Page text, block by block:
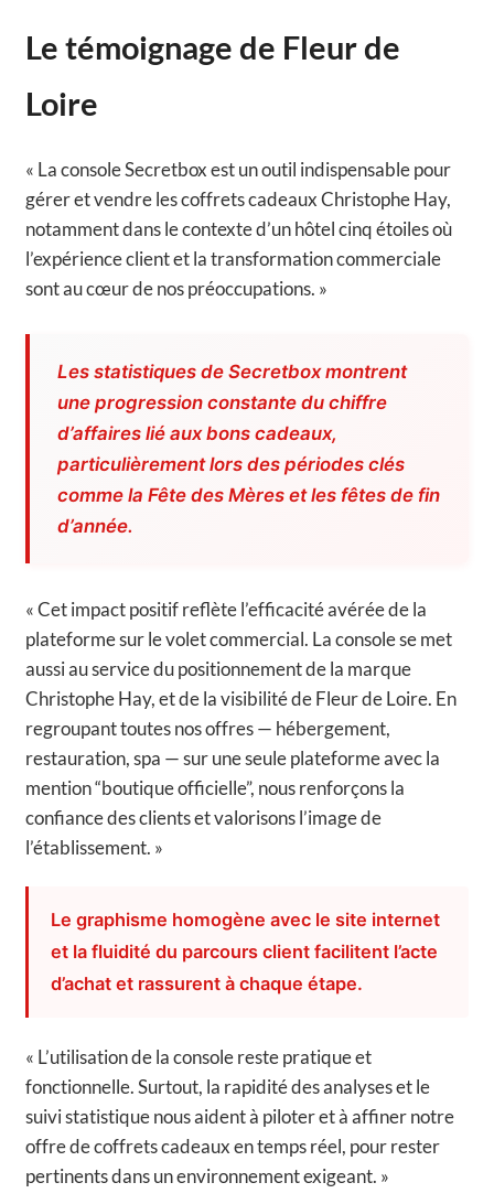
Le témoignage de Fleur de
Loire
« La console Secretbox est un outil indispensable pour
gérer et vendre les coffrets cadeaux Christophe Hay,
notamment dans le contexte d’un hôtel cinq étoiles où
l’expérience client et la transformation commerciale
sont au cœur de nos préoccupations. »
Les statistiques de Secretbox montrent
une progression constante du chiffre
d’affaires lié aux bons cadeaux,
particulièrement lors des périodes clés
comme la Fête des Mères et les fêtes de fin
d’année.
« Cet impact positif reflète l’efficacité avérée de la
plateforme sur le volet commercial. La console se met
aussi au service du positionnement de la marque
Christophe Hay, et de la visibilité de Fleur de Loire. En
regroupant toutes nos offres — hébergement,
restauration, spa — sur une seule plateforme avec la
mention “boutique officielle”, nous renforçons la
confiance des clients et valorisons l’image de
l’établissement. »
Le graphisme homogène avec le site internet
et la fluidité du parcours client facilitent l’acte
d’achat et rassurent à chaque étape.
« L’utilisation de la console reste pratique et
fonctionnelle. Surtout, la rapidité des analyses et le
suivi statistique nous aident à piloter et à affiner notre
offre de coffrets cadeaux en temps réel, pour rester
pertinents dans un environnement exigeant. »